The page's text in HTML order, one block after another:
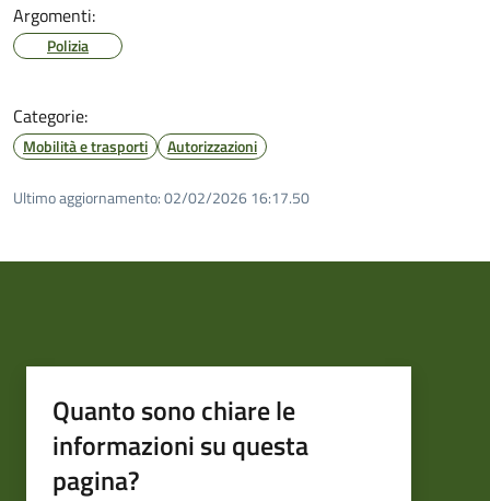
Argomenti:
Polizia
Categorie:
Mobilità e trasporti Autorizzazioni
Ultimo aggiornamento:02/02/2026 16:17.50
Quanto sono chiare le
informazioni su questa
pagina?